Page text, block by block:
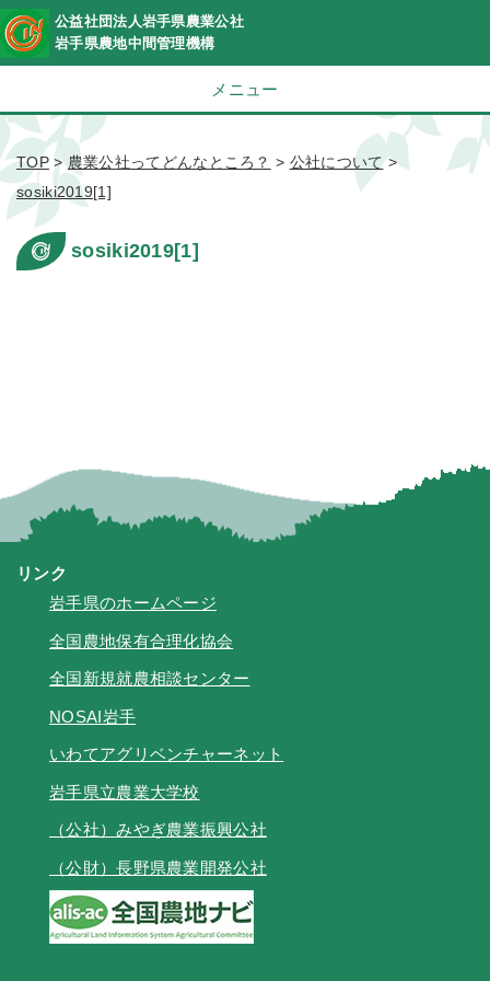
公益社団法人岩手県農業公社
岩手県農地中間管理機構
メニュー
TOP>農業公社ってどんなところ？ > 公社について>
sosiki2019[1]
sosiki2019[1]
リンク
岩手県のホームページ
全国農地保有合理化協会
全国新規就農相談センター
NOSAI岩手
いわてアグリベンチャーネット
岩手県立農業大学校
（公社）みやぎ農業振興公社
（公財）長野県農業開発公社